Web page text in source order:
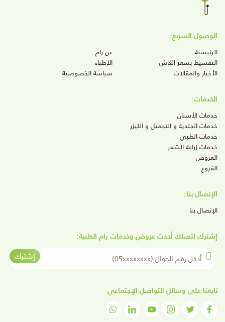
الوصول السريع:
الرئيسية
عن رام
التقسيط بسعر الكاش
الأطباء
الأخبار والمقالات
سياسة الخصوصية
الخدمات:
خدمات الأسنان
خدمات الجلدية و التجميل و الليزر
خدمات الطبي
خدمات زراعة الشعر
العروض
الفروع
الإتصال بنا:
الإتصال بنا
إشترك لتصلك أحدث عروض وخدمات رام الطبية:
أدخل رقم الجوال
إشترك
تابعنا على وسائل التواصل الإجتماعي